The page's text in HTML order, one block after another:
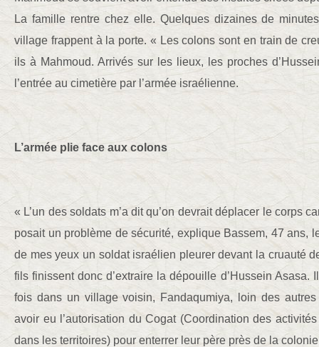
La famille rentre chez elle. Quelques dizaines de
village frappent à la porte. « Les colons sont en train de
ils à Mahmoud. Arrivés sur les lieux, les proches
l’entrée au cimetière par l’armée israélienne.
L’armée plie face aux colons
« L’un des soldats m’a dit qu’on devrait déplacer le corps
posait un problème de sécurité, explique Bassem, 47 ans,
de mes yeux un soldat israélien pleurer devant la cruauté
fils finissent donc d’extraire la dépouille d’Hussein Asasa.
fois dans un village voisin, Fandaqumiya, loin des
avoir eu l’autorisation du Cogat (Coordination des
dans les territoires) pour enterrer leur père près de la